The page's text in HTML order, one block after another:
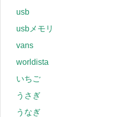
usb
usbメモリ
vans
worldista
いちご
うさぎ
うなぎ